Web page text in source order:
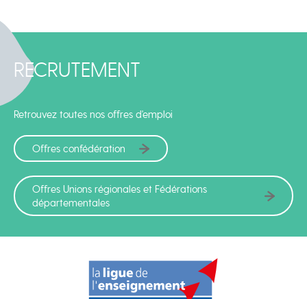
RECRUTEMENT
Retrouvez toutes nos offres d'emploi
Offres confédération
Offres Unions régionales et Fédérations
départementales